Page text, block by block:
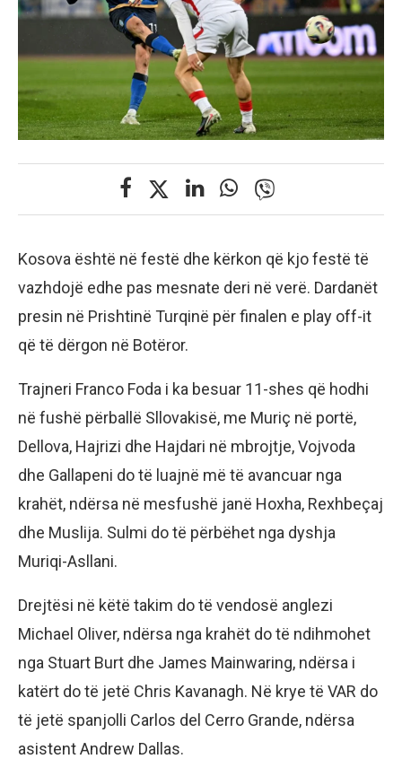
Kosova është në festë dhe kërkon që kjo festë të
vazhdojë edhe pas mesnate deri në verë. Dardanët
presin në Prishtinë Turqinë për finalen e play off-it
që të dërgon në Botëror.
Trajneri Franco Foda i ka besuar 11-shes që hodhi
në fushë përballë Sllovakisë, me Muriç në portë,
Dellova, Hajrizi dhe Hajdari në mbrojtje, Vojvoda
dhe Gallapeni do të luajnë më të avancuar nga
krahët, ndërsa në mesfushë janë Hoxha, Rexhbeçaj
dhe Muslija. Sulmi do të përbëhet nga dyshja
Muriqi-Asllani.
Drejtësi në këtë takim do të vendosë anglezi
Michael Oliver, ndërsa nga krahët do të ndihmohet
nga Stuart Burt dhe James Mainwaring, ndërsa i
katërt do të jetë Chris Kavanagh. Në krye të VAR do
të jetë spanjolli Carlos del Cerro Grande, ndërsa
asistent Andrew Dallas.